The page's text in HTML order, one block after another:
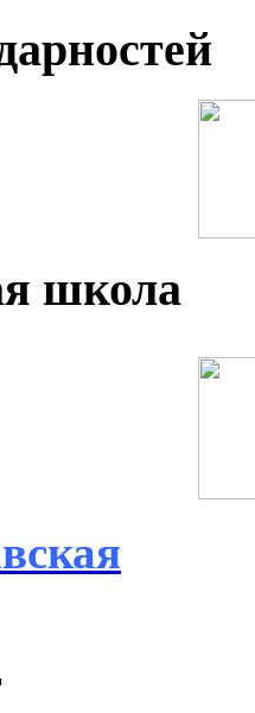
школа